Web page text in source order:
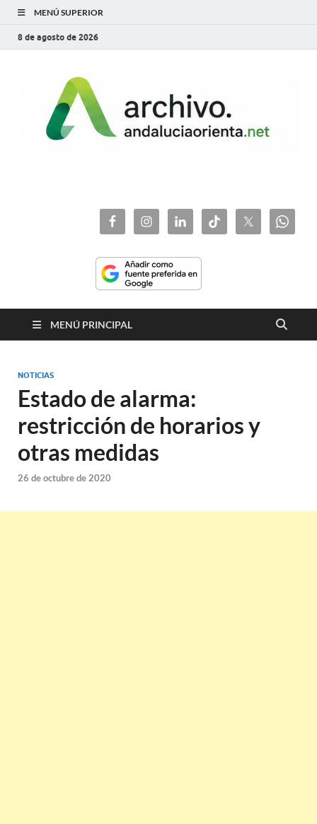
MENÚ SUPERIOR
8 de agosto de 2026
MENÚ PRINCIPAL
NOTICIAS
Estado de alarma:
restricción de horarios y
otras medidas
26 de octubre de 2020